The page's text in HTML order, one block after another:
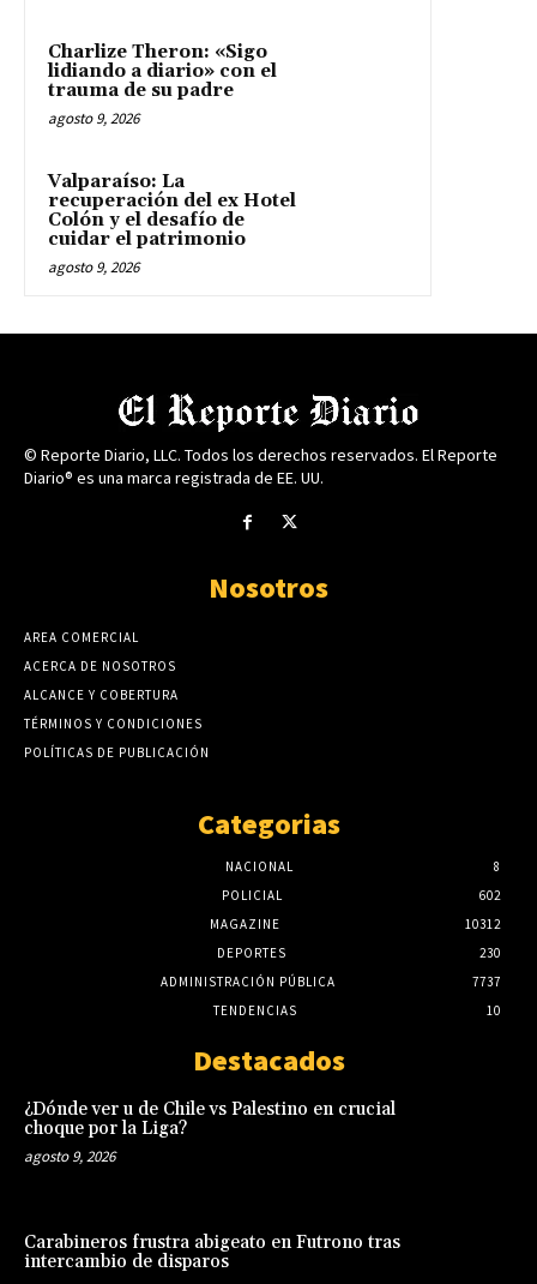
Charlize Theron: «Sigo
lidiando a diario» con el
trauma de su padre
agosto 9, 2026
Valparaíso: La
recuperación del ex Hotel
Colón y el desafío de
cuidar el patrimonio
agosto 9, 2026
© Reporte Diario, LLC. Todos los derechos reservados. El Reporte
Diario® es una marca registrada de EE. UU.
Nosotros
AREA COMERCIAL
ACERCA DE NOSOTROS
ALCANCE Y COBERTURA
TÉRMINOS Y CONDICIONES
POLÍTICAS DE PUBLICACIÓN
Categorias
NACIONAL
8
POLICIAL
602
MAGAZINE
10312
DEPORTES
230
ADMINISTRACIÓN PÚBLICA
7737
TENDENCIAS
10
Destacados
¿Dónde ver u de Chile vs Palestino en crucial
choque por la Liga?
agosto 9, 2026
Carabineros frustra abigeato en Futrono tras
intercambio de disparos